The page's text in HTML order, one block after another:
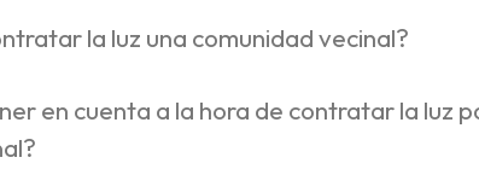
la luz una comunidad vecinal?
en cuenta a la hora de contratar la luz